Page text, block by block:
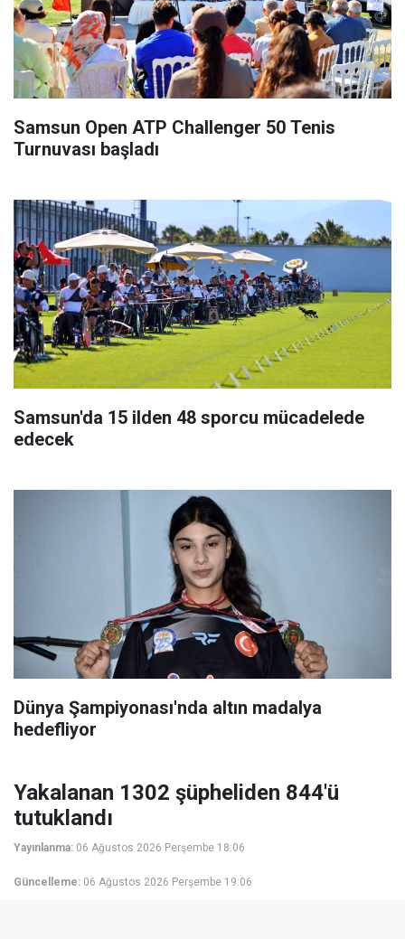
Samsun Open ATP Challenger 50 Tenis
Turnuvası başladı
Samsun'da 15 ilden 48 sporcu mücadelede
edecek
Dünya Şampiyonası'nda altın madalya
hedefliyor
Yakalanan 1302 şüpheliden 844'ü
tutuklandı
Yayınlanma: 06 Ağustos 2026 Perşembe 18:06
Güncelleme: 06 Ağustos 2026 Perşembe 19:06